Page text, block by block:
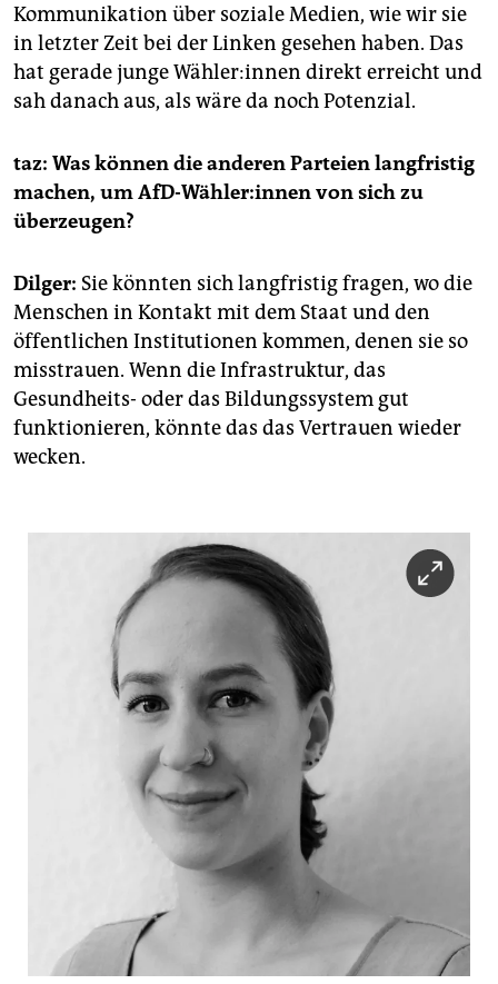
Kommunikation über soziale Medien, wie wir sie
in letzter Zeit bei der Linken gesehen haben. Das
hat gerade junge Wäh­le­r:in­nen direkt erreicht und
sah danach aus, als wäre da noch Potenzial.
taz: Was können die anderen Parteien langfristig
machen, um AfD-Wäh­ler:in­nen von sich zu
überzeugen?
Dilger: Sie könnten sich langfristig fragen, wo die
Menschen in Kontakt mit dem Staat und den
öffentlichen Institutionen kommen, denen sie so
misstrauen. Wenn die Infrastruktur, das
Gesundheits- oder das Bildungssystem gut
funktionieren, könnte das das Vertrauen wieder
wecken.